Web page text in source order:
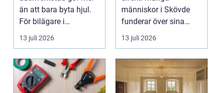
än att bara byta hjul.
För bilägare i
Stockholm handlar
valet av däck...
13 juli 2026
människor i Skövde
funderar över sina
tänder, men skjuter
upp att gör...
13 juli 2026